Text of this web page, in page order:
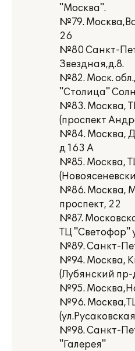
"Москва".
№79.
26
№80 Санкт-
Звездная,д.8.
№82. Моск.
"Столица"
№83. Москва,
(проспект
№84. Москва,
д 163 А
№85. Москва,
№86. Москва,
проспект, 22
№87.
ТЦ "Светофор"
№89. Санкт-
№94. Москва,
(Лубянский пр-
№95.
№96.
№98. Санкт-
"Галерея"